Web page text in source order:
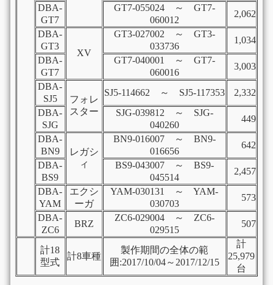
DBA-
GT7
GT7-055024 ～ GT7-
060012
2,062
DBA-
GT3
XV
GT3-027002 ～ GT3-
033736
1,034
DBA-
GT7
GT7-040001 ～ GT7-
060016
3,003
DBA-
SJ5
フォレ
スター
SJ5-114662 ～ SJ5-117353
2,332
DBA-
SJG
SJG-039812 ～ SJG-
040260
449
DBA-
BN9
レガシ
ィ
BN9-016007 ～ BN9-
016656
642
DBA-
BS9
BS9-043007 ～ BS9-
045514
2,457
DBA-
YAM
エクシ
ーガ
YAM-030131 ～ YAM-
030703
573
DBA-
ZC6
BRZ
ZC6-029004 ～ ZC6-
029515
507
計18
型式
計8車種
製作期間の全体の範
囲:2017/10/04～2017/12/15
計
25,979
台